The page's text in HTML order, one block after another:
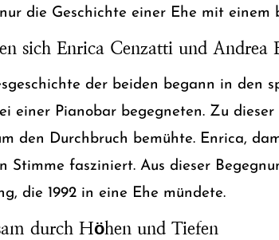
die Geschichte einer Ehe mit einem
sich Enrica Cenzatti und Andrea
der beiden begann in den
einer Pianobar begegneten. Zu
den Durchbruch bemühte. Enrica,
Stimme fasziniert. Aus dieser
die 1992 in eine Ehe mündete.
durch Höhen und Tiefen